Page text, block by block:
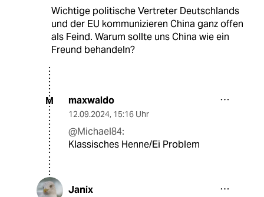
Wichtige politische Vertreter Deutschlands
und der EU kommunizieren China ganz offen
als Feind. Warum sollte uns China wie ein
Freund behandeln?
M maxwaldo
12.09.2024, 15:16 Uhr
@Michael84:
Klassisches Henne/Ei Problem
Janix